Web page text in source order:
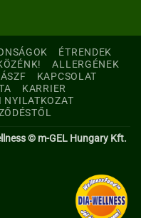
ÉTRENDEK
ALLERGÉNEK
ÁSZF
KAPCSOLAT
KARRIER
NYILATKOZAT
© m-GEL Hungary Kft.